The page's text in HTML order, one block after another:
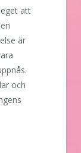
att
är
och